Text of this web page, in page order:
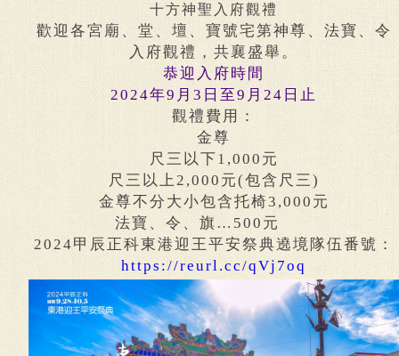
十方神聖入府觀禮
歡迎各宮廟、堂、壇、寶號宅第神尊、法寶、令
入府觀禮，共襄盛舉。
恭迎入府時間
2024年9月3日至9月24日止
觀禮費用：
金尊
尺三以下1,000元
尺三以上2,000元(包含尺三)
金尊不分大小包含托椅3,000元
法寶、令、旗…500元
2024甲辰正科東港迎王平安祭典遶境隊伍番號：
https://reurl.cc/qVj7oq